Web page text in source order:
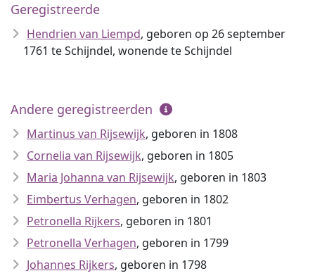
Geregistreerde
Hendrien van Liempd, geboren op 26 september
1761 te Schijndel, wonende te Schijndel
Andere geregistreerden
Martinus van Rijsewijk, geboren in 1808
Cornelia van Rijsewijk, geboren in 1805
Maria Johanna van Rijsewijk, geboren in 1803
Eimbertus Verhagen, geboren in 1802
Petronella Rijkers, geboren in 1801
Petronella Verhagen, geboren in 1799
Johannes Rijkers, geboren in 1798